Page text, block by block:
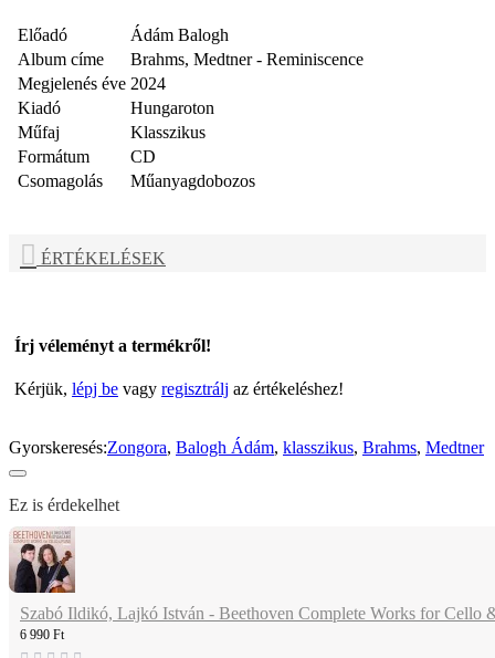
Előadó
Ádám Balogh
Album címe
Brahms, Medtner - Reminiscence
Megjelenés éve 2024
Kiadó
Hungaroton
Műfaj
Klasszikus
Formátum
CD
Csomagolás
Műanyagdobozos
ÉRTÉKELÉSEK
Írj véleményt a termékről!
Kérjük, lépj be vagy regisztrálj az értékeléshez!
Gyorskeresés:Zongora, Balogh Ádám, klasszikus, Brahms, Medtner
Ez is érdekelhet
Szabó Ildikó, Lajkó István - Beethoven Complete Works for Cello
6 990 Ft